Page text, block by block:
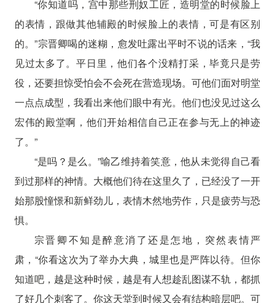
“你知道吗，宫中那些刑奴工匠，造明堂的时候脸上
的表情，跟做其他辅殿的时候脸上的表情，可是有区别
的。”宗晋卿喝的迷糊，愈发吐露出平时不说的话来，“我
见过太多了。平日里，他们各个没精打采，毕竟只是劳
役，还要担惊受怕会不会死在营造现场。可他们面对明堂
一点点成型，我看出来他们眼中有光。他们也没见过这么
宏伟的殿堂啊，他们开始相信自己正在参与无上的神迹
了。”
“是吗？是么。”喻乙维持着笑意，他从未觉得自己看
到过那样的神情。大概他们待在这里久了，已经没了一开
始那股憧憬和新鲜劲儿，表情木然地劳作，只是疲劳与恐
惧。
宗晋卿不知是醉意消了还是怎地，突然表情严
肃，“你看这次为了举办大典，城里也是严阵以待。但你
知道吧，越是这种时候，越是有人想趁乱图谋不轨，都抓
了好几个刺客了。你这天堂到时候又会有结构暗层吧。可